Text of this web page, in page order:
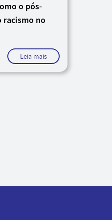
o pós-
no
Leia mais